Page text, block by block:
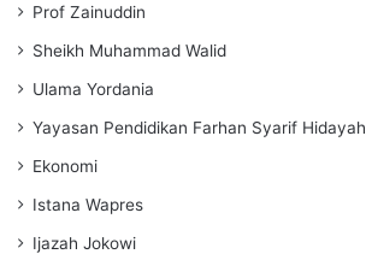
Prof Zainuddin
Sheikh Muhammad Walid
Ulama Yordania
Yayasan Pendidikan Farhan Syarif Hidayah
Ekonomi
Istana Wapres
Ijazah Jokowi